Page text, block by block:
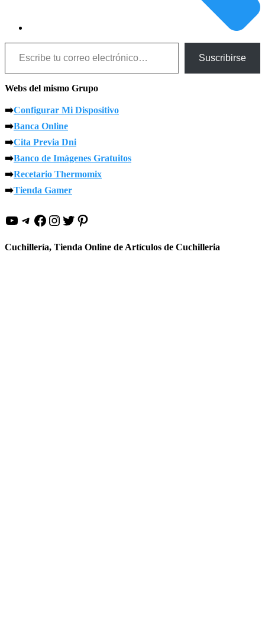
Escribe tu correo electrónico…
Suscribirse
Webs del mismo Grupo
➡️Configurar Mi Dispositivo
➡️Banca Online
➡️Cita Previa Dni
➡️Banco de Imágenes Gratuitos
➡️Recetario Thermomix
➡️Tienda Gamer
YouTube
Telegram
Facebook
Instagram
Twitter
Pinterest
Cuchillería, Tienda Online de Artículos de Cuchilleria